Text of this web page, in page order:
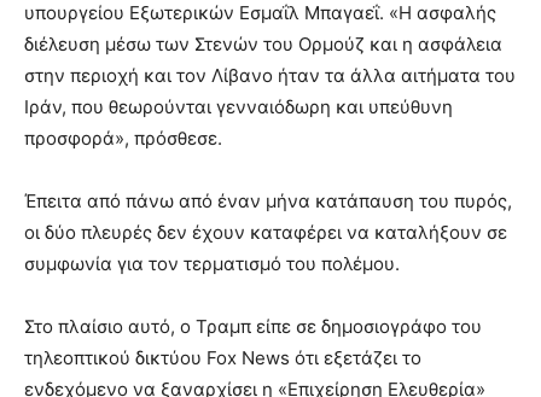
υπουργείου Εξωτερικών Εσμαΐλ Μπαγαεΐ. «Η ασφαλής
διέλευση μέσω των Στενών του Ορμούζ και η ασφάλεια
στην περιοχή και τον Λίβανο ήταν τα άλλα αιτήματα του
Ιράν, που θεωρούνται γενναιόδωρη και υπεύθυνη
προσφορά», πρόσθεσε.
Έπειτα από πάνω από έναν μήνα κατάπαυση του πυρός,
οι δύο πλευρές δεν έχουν καταφέρει να καταλήξουν σε
συμφωνία για τον τερματισμό του πολέμου.
Στο πλαίσιο αυτό, ο Τραμπ είπε σε δημοσιογράφο του
τηλεοπτικού δικτύου Fox News ότι εξετάζει το
ενδεχόμενο να ξαναρχίσει η «Επιχείρηση Ελευθερία»